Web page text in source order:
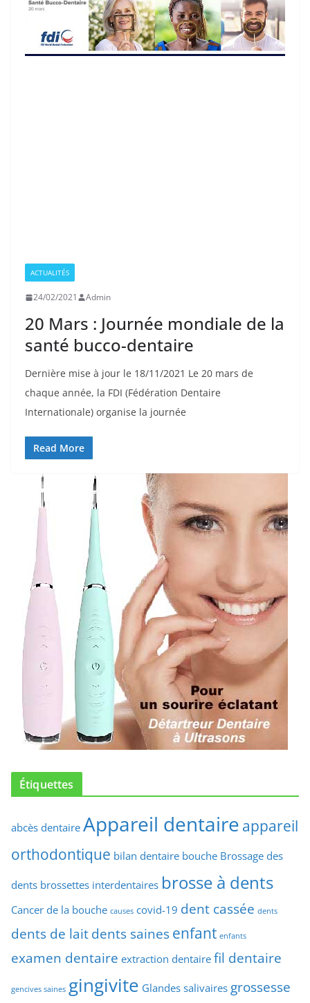
ACTUALITÉS
24/02/2021 Admin
20 Mars : Journée mondiale de la
santé bucco-dentaire
Dernière mise à jour le 18/11/2021 Le 20 mars de
chaque année, la FDI (Fédération Dentaire
Internationale) organise la journée
Read More
Étiquettes
abcès dentaire Appareil dentaire appareil
orthodontique bilan dentaire bouche Brossage des
dents brossettes interdentaires brosse à dents
Cancer de la bouche causes covid-19 dent cassée dents
dents de lait dents saines enfant enfants
examen dentaire extraction dentaire fil dentaire
gencives saines gingivite Glandes salivaires grossesse